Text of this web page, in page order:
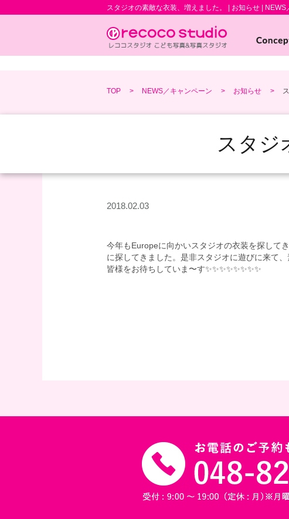
スタジオの素敵な衣装、増えました。 | お知らせ | NEWS
TOP NEWS／キャンペーン お知らせ
スタジ
2018.02.03
今年もEuropeに向かいスタジオの衣装を探して
に探してきました。是非スタジオに遊びに来て
皆様をお待ちしていま〜す✨✨✨✨✨✨✨✨